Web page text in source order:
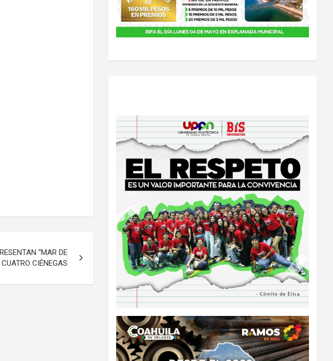
“MAR DE
CIÉNEGAS